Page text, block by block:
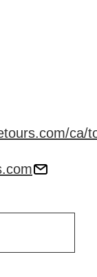
ca/